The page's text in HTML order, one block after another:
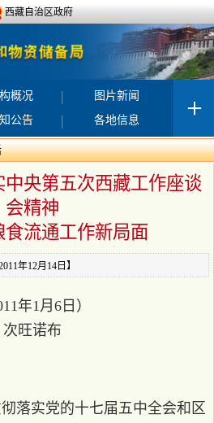
西藏自治区政府
概况 |
图片新闻
公告 | 各地信息
央第五次西藏工作座谈
会精神
食流通工作新局面
2011年12月14日】
年1月6日）
次旺诺布
实党的十七届五中全会和区